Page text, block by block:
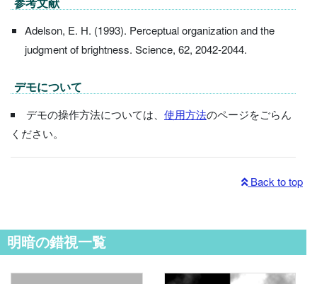
Adelson, E. H. (1993). Perceptual organization and the
judgment of brightness. Science, 62, 2042-2044.
デモについて
デモの操作方法については、 使用方法のページをごらん
ください。
Back to top
明暗の錯視一覧